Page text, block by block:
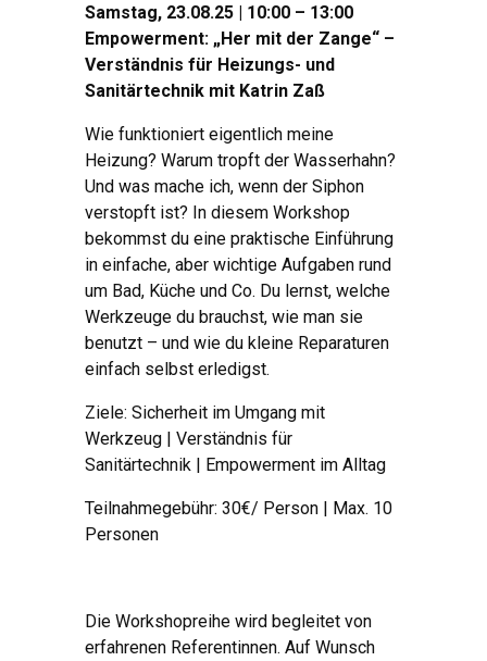
Samstag, 23.08.25 | 10:00 – 13:00
Empowerment: „Her mit der Zange“ –
Verständnis für Heizungs- und
Sanitärtechnik mit Katrin Zaß
Wie funktioniert eigentlich meine
Heizung? Warum tropft der Wasserhahn?
Und was mache ich, wenn der Siphon
verstopft ist? In diesem Workshop
bekommst du eine praktische Einführung
in einfache, aber wichtige Aufgaben rund
um Bad, Küche und Co. Du lernst, welche
Werkzeuge du brauchst, wie man sie
benutzt – und wie du kleine Reparaturen
einfach selbst erledigst.
Ziele: Sicherheit im Umgang mit
Werkzeug | Verständnis für
Sanitärtechnik | Empowerment im Alltag
Teilnahmegebühr: 30€/ Person | Max. 10
Personen
Die Workshopreihe wird begleitet von
erfahrenen Referentinnen. Auf Wunsch